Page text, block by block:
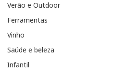
Verão e Outdoor
Ferramentas
Vinho
Saúde e beleza
Infantil